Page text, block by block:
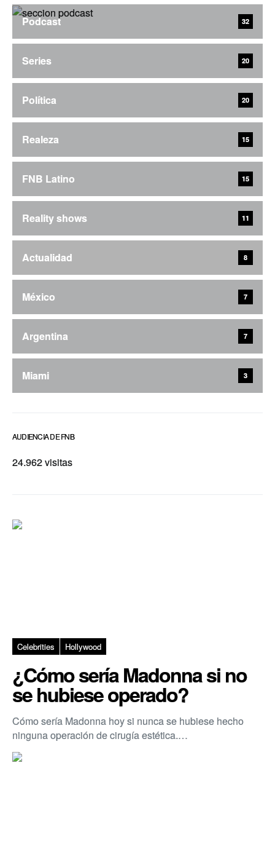
Podcast 32
Series 20
Política 20
Realeza 15
FNB Latino 15
Reality shows 11
Actualidad 8
México 7
Argentina 7
Miami 3
AUDIENCIA DE FNB
24.962 visitas
Celebrities Hollywood
¿Cómo sería Madonna si no
se hubiese operado?
Cómo sería Madonna hoy si nunca se hubiese hecho
ninguna operación de cirugía estética.…